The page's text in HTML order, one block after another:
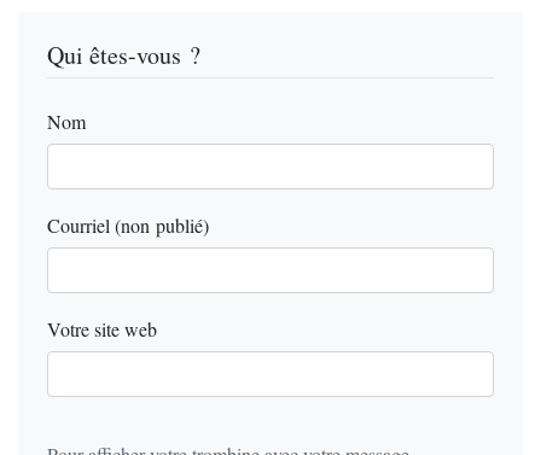
Qui êtes-vous ?
Nom
Courriel (non publié)
Votre site web